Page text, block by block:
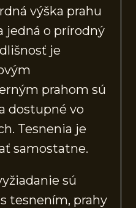
výška prahu
jedná o prírodný
je
prahom sú
dostupné vo
Tesnenia je
samostatne.
sú
tesnením, prahy